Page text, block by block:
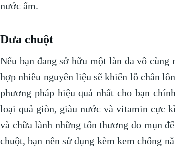
nước ấm.
Dưa chuột
Nếu bạn đang sở hữu một làn da vô
hợp nhiều nguyên liệu sẽ khiến lỗ chân
phương pháp hiệu quả nhất cho bạn
loại quả giòn, giàu nước và vitamin cực
và chữa lành những tổn thương do mụn
chuột, bạn nên sử dụng kèm kem chống